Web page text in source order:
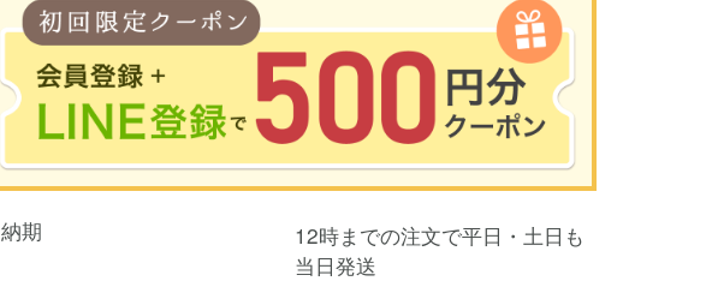
お買い物の前のご登録がおすすめです。
LINEのアカウントを使って簡単に会員登録＆ログインすることも可能です。
納期
12時までの注文で平日・土日も
当日発送